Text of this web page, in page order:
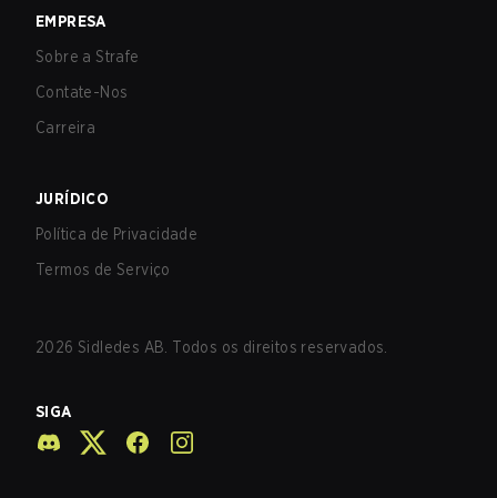
EMPRESA
Sobre a Strafe
Contate-Nos
Carreira
JURÍDICO
Política de Privacidade
Termos de Serviço
2026 Sidledes AB. Todos os direitos reservados.
SIGA